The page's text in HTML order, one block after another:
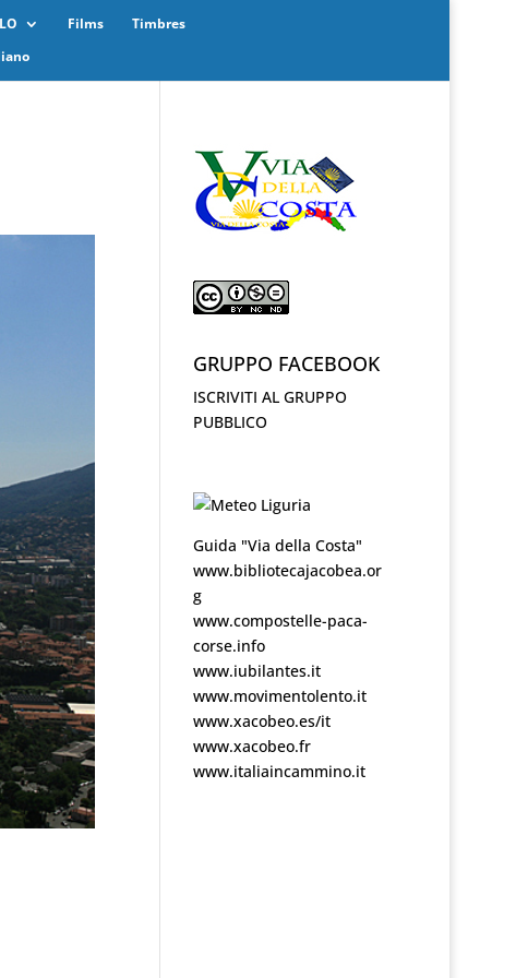
Films
Timbres
GRUPPO FACEBOOK
ISCRIVITI AL GRUPPO
PUBBLICO
Guida "Via della Costa"
www.bibliotecajacobea.or
g
www.compostelle-paca-
corse.info
www.iubilantes.it
www.movimentolento.it
www.xacobeo.es/it
www.xacobeo.fr
www.italiaincammino.it